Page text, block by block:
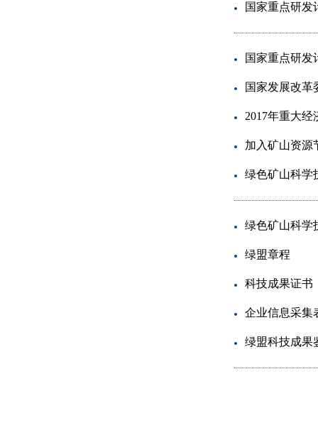
国家重点研发
国家重点研发
国家发展改革
2017年重大
加入矿山资源
绿色矿山科学
绿色矿山科学
绿盟章程
科技成果证书
企业信息采集
绿盟科技成果